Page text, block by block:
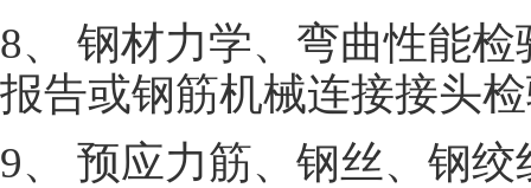
8、 钢材力学、弯曲性能
报告或钢筋机械连接接头
9、 预应力筋、钢丝、钢